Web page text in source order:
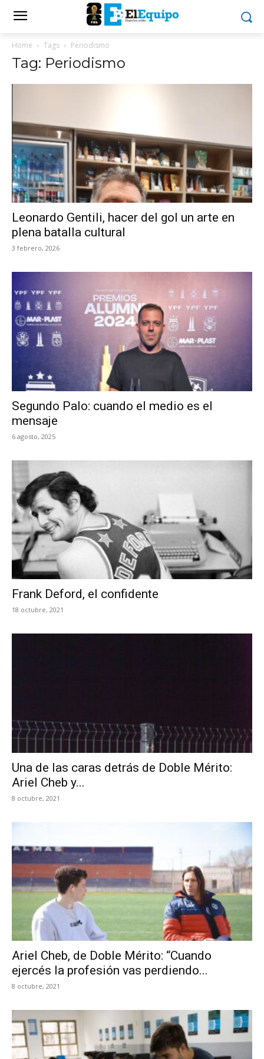
Home Tags Periodismo
Tag: Periodismo
Leonardo Gentili, hacer del gol un arte en
plena batalla cultural
3 febrero, 2026
Segundo Palo: cuando el medio es el
mensaje
6 agosto, 2025
Frank Deford, el confidente
18 octubre, 2021
Una de las caras detrás de Doble Mérito:
Ariel Cheb y...
8 octubre, 2021
Ariel Cheb, de Doble Mérito: “Cuando
ejercés la profesión vas perdiendo...
8 octubre, 2021